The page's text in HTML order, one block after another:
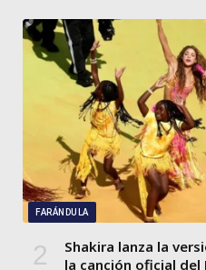
FARÁNDULA
Shakira lanza la
la canción oficial del